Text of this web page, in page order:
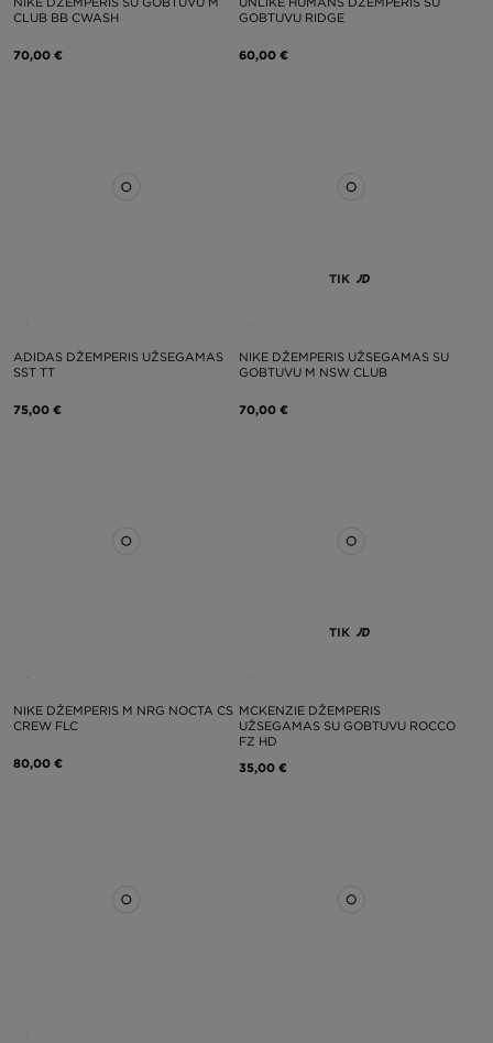
CLUB BB CWASH
70,00 €
GOBTUVU RIDGE
60,00 €
ADIDAS DŽEMPERIS UŽSEGAMAS
SST TT
75,00 €
TIK
NIKE DŽEMPERIS UŽSEGAMAS SU
GOBTUVU M NSW CLUB
70,00 €
NIKE DŽEMPERIS M NRG NOCTA CS
CREW FLC
80,00 €
TIK
MCKENZIE DŽEMPERIS
UŽSEGAMAS SU GOBTUVU ROCCO
FZ HD
35,00 €